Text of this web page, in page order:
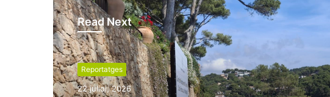
Read Next
Reportatges
22 juliol, 2026